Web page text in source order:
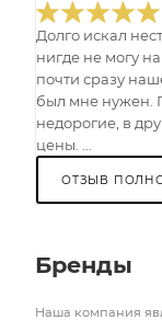
Долго искал
нигде не могу
почти сразу
был мне нужен.
недорогие, в
цены. ...
ОТЗЫВ
Бренды
Наша компания